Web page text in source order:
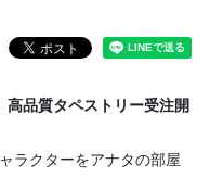
品質タペストリー受注開
ラクターをアナタの部屋